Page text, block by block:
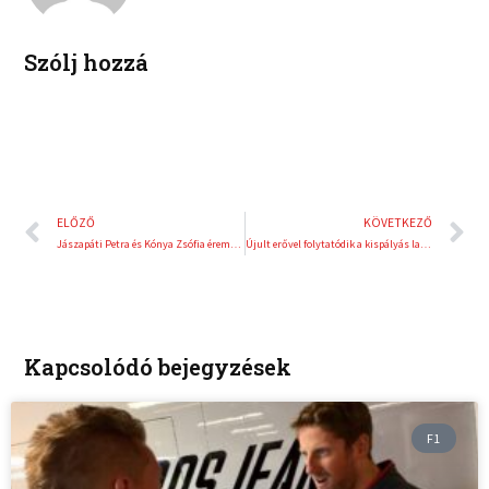
n
Szólj hozzá
Előző
ELŐZŐ
Jászapáti Petra és Kónya Zsófia éremesélyesként tekint a női váltóra
KÖVETKEZŐ
Újult erővel folytatódik a kispályás labdarúgás népszerűsítése
Kapcsolódó bejegyzések
F1